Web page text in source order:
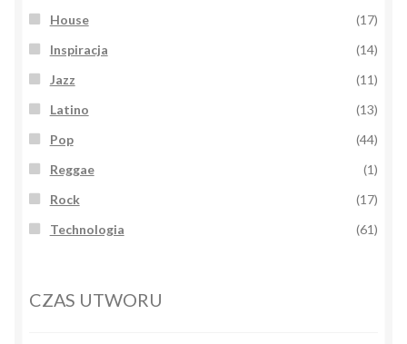
House
(17)
Inspiracja
(14)
Jazz
(11)
Latino
(13)
Pop
(44)
Reggae
(1)
Rock
(17)
Technologia
(61)
CZAS UTWORU